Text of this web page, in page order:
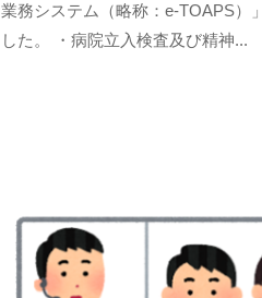
業務システム（略称：e-TOAPS）
した。 ・病院立入検査及び精神...